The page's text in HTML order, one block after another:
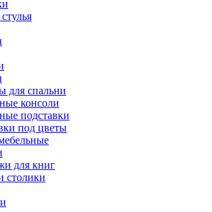
для спальни
консоли
подставки
под цветы
для книг
столики